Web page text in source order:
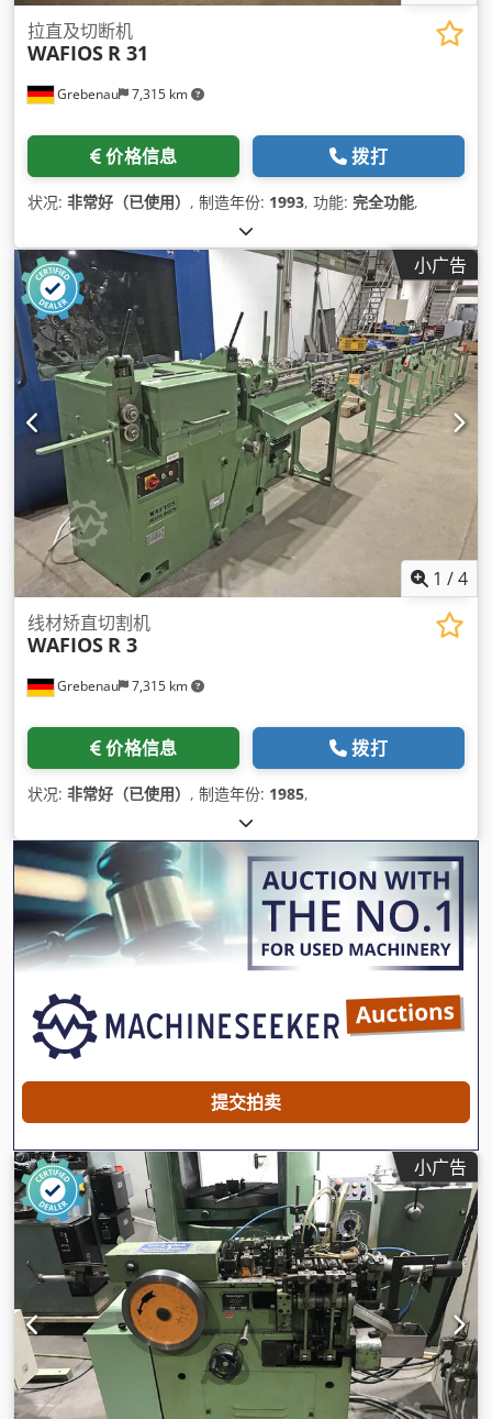
Grebenau 7,315 km
拉直及切断机
WAFIOS R 31
价格信息 拨打
状况: 非常好（已使用） , 制造年份: 1993, 功能: 完全功能,
小广告
1 /4
Grebenau 7,315 km
线材矫直切割机
WAFIOS R 3
价格信息 拨打
状况: 非常好（已使用） , 制造年份: 1985,
提交拍卖
小广告